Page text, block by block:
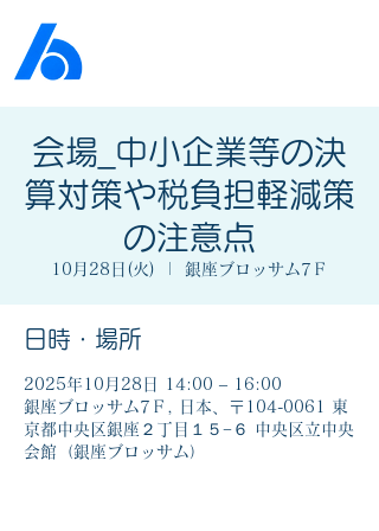
会場_中小企業等の決
算対策や税負担軽減策
の注意点
10月28日(火) 銀座ブロッサム7Ｆ
日時・場所
2025年10月28日 14:00 – 16:00
銀座ブロッサム7Ｆ, 日本、〒104-0061 東
京都中央区銀座２丁目１５−６ 中央区立中央
会館（銀座ブロッサム）